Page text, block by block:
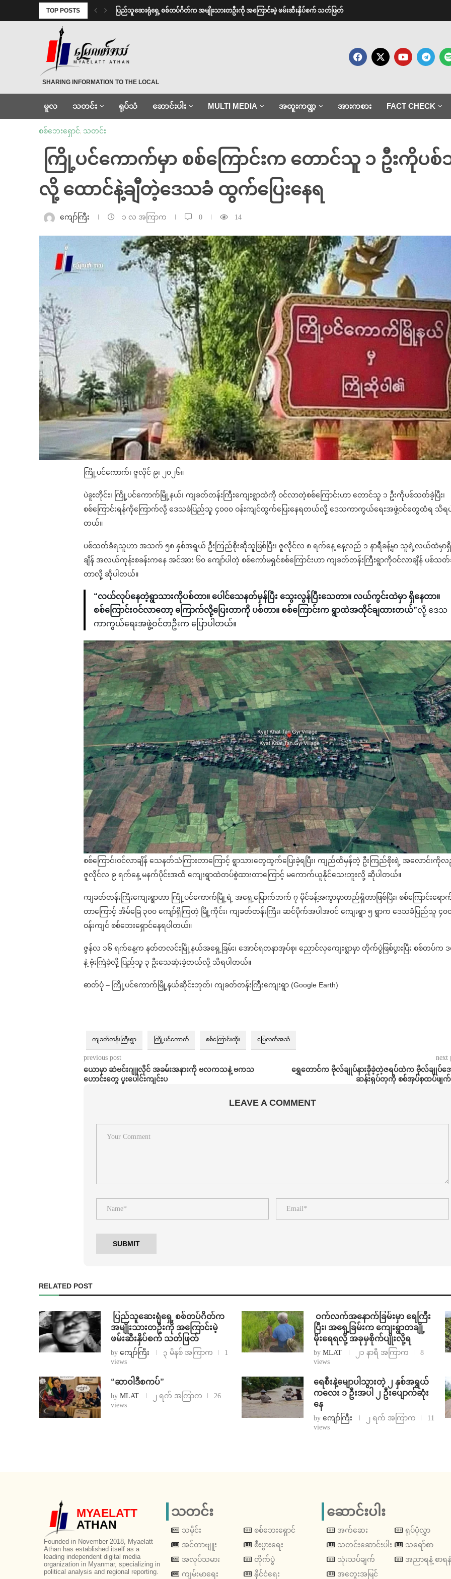
TOP POSTS ⁩ ⁨ပြည်သူဆေးရုံရှေ့ စစ်တပ်ဂိတ်က အမျိုးသားတဦးကို အကြောင်းမဲ့ ဖမ်းဆီးနှိပ်စက် သတ်ဖြတ်
MYAELATT ATHAN
SHARING INFORMATION TO THE LOCAL
မူလ သတင်း ရုပ်သံ ဆောင်းပါး MULTI MEDIA အထူးကဏ္ဍ အားကစား FACT CHECK
စစ်ဘေးရှောင်, သတင်း
ကြို့ပင်ကောက်မှာ စစ်ကြောင်းက တောင်သူ ၁ ဦးကိုပစ်
လို့ ထောင်နဲ့ချီတဲ့ဒေသခံ ထွက်ပြေးနေရ
ကျော်ကြီး ၁ လ အကြာက 0 14
ကြို့ပင်ကောက်၊ ဇူလိုင် ၉၊ ၂၀၂၆။
ပဲခူးတိုင်း၊ ကြို့ပင်ကောက်မြို့နယ်၊ ကျခတ်တန်းကြီးကျေးရွာထဲကို ဝင်လာတဲ့စစ်ကြောင်းဟာ တောင်သူ ၁ ဦးကိုပစ်သတ်ခဲ့ပြီး၊
စစ်ကြောင်းရန်ကိုကြောက်လို့ ဒေသခံပြည်သူ ၄၀၀၀ ဝန်းကျင်ထွက်ပြေးနေရတယ်လို့ ဒေသကာကွယ်ရေးအဖွဲ့ဝင်တွေထံရ သိရပ
တယ်။
ပစ်သတ်ခံရသူဟာ အသက် ၅၈ နှစ်အရွယ် ဦးကြည်စိုးဆိုသူဖြစ်ပြီး၊ ဇူလိုင်လ ၈ ရက်နေ့ နေ့လည် ၁ နာရီခန့်မှာ သူရဲ့လယ်ထဲမှာရှိ
ချိန် အလယ်ကုန်းစခန်းကနေ အင်အား ၆၀ ကျော်ပါတဲ့ စစ်ကော်မရှင်စစ်ကြောင်းဟာ ကျခတ်တန်းကြီးရွာကိုဝင်လာချိန် ပစ်သတ်
တာလို့ ဆိုပါတယ်။
“လယ်လုပ်နေတဲ့ရွာသားကိုပစ်တာ။ ပေါင်သေနတ်မှန်ပြီး သွေးလွန်ပြီးသေတာ။ လယ်ကွင်းထဲမှာ ရှိနေတာ။
စစ်ကြောင်းဝင်လာတော့ ကြောက်လို့ပြေးတာကို ပစ်တာ။ စစ်ကြောင်းက ရွာထဲအထိုင်ချထားတယ်”လို့ ဒေသ
ကာကွယ်ရေးအဖွဲ့ဝင်တဦးက ပြောပါတယ်။
စစ်ကြောင်းဝင်လာချိန် သေနတ်သံကြားတာကြောင့် ရွာသားတွေထွက်ပြေးခဲ့ရပြီး၊ ကျည်ထိမှန်တဲ့ ဦးကြည်စိုးရဲ့ အလောင်းကိုလ
ဇူလိုင်လ ၉ ရက်နေ့ မနက်ပိုင်းအထိ ကျေးရွာထဲတပ်စွဲထားတာကြောင့် မကောက်ယူနိုင်သေးဘူးလို့ ဆိုပါတယ်။
ကျခတ်တန်းကြီးကျေးရွာဟာ ကြို့ပင်ကောက်မြို့ရဲ့ အရှေ့မြောက်ဘက် ၇ မိုင်ခန့်အကွာမှာတည်ရှိတာဖြစ်ပြီး၊ စစ်ကြောင်းရော
တာကြောင့် အိမ်​ခြေ ၃၀၀ ကျော်ရှိကြတဲ့ မြို့ကိုင်း၊ ကျခတ်တန်းကြီး၊ ဆင်ပိုက်အပါအဝင် ကျေးရွာ ၅ ရွာက ဒေသခံပြည်သူ ၄၀
ဝန်းကျင် စစ်ဘေးရှောင်နေရပါတယ်။
ဇွန်လ ၁၆ ရက်နေ့က နတ်တလင်းမြို့နယ်အရှေ့ခြမ်း၊ အောင်ရတနာအုပ်စု၊ ညောင်လှကျေးရွာမှာ တိုက်ပွဲဖြစ်ပွားပြီး စစ်တပ်က ဒ
နဲ့ ဗုံးကြဲခဲ့လို့ ပြည်သူ ၃ ဦးသေဆုံးခဲ့တယ်လို့ သိရပါတယ်။
ဓာတ်ပုံ – ကြို့ပင်ကောက်မြို့နယ်ဆိုင်းဘုတ်၊ ကျခတ်တန်းကြီးကျေးရွာ (Google Earth)
ကျခတ်တန်းကြီးရွာ ကြို့ပင်ကောက် စစ်ကြောင်းထိုး မြေလတ်အသံ
previous post
ယောမှာ ဆဲဗင်းဂျူလိုင် အခမ်းအနားကို ဗလကသနဲ့ ဗကသ
ဟောင်းတွေ ပူးပေါင်းကျင်းပ
next
ရွှေတောင်က ဗိုလ်ချုပ်နားခိုခဲ့တဲ့ဇရပ်ထဲက ဗိုလ်ချုပ်အ
ဆန်းရုပ်တုကို စစ်အုပ်စုထပ်ဖျ
LEAVE A COMMENT
RELATED POST
⁩ ⁨ပြည်သူဆေးရုံရှေ့ စစ်တပ်ဂိတ်က
အမျိုးသားတဦးကို အကြောင်းမဲ့
ဖမ်းဆီးနှိပ်စက် သတ်ဖြတ်
by ကျော်ကြီး ၃ မိနစ် အကြာက
1
views
⁩ ⁨ဝက်လက်အနောက်ခြမ်းမှာ ရေကြီး
ပြီး၊ အရှေ့ခြမ်းက ကျေးရွာတချို့
မိုးရေရလို့ အခုမှစိုက်ပျိုးလို့ရ
by MLAT ၂၁ နာရီ အကြာက
8
views
“ဆာဝါဒီစကပ်”
by MLAT ၂ ရက် အကြာက
26
views
ရေစီးနဲ့မျောပါသွားတဲ့ ၂ နှစ်အရွယ်
ကလေး ၁ ဦးအပါ ၂ ဦးပျောက်ဆုံး
နေ
by ကျော်ကြီး ၂ ရက် အကြာက
11
views
MYAELATT
ATHAN
Founded in November 2018, Myaelatt
Athan has established itself as a
leading independent digital media
organization in Myanmar, specializing in
political analysis and regional reporting.
သတင်း
သမိုင်း
အင်တာဗျူး
အလုပ်သမား
ကျမ်းမာရေး
စစ်ဘေးရှောင်
စီးပွားရေး
တိုက်ပွဲ
နိုင်ငံရေး
ဆောင်းပါး
အက်ဆေး
သတင်းဆောင်းပါး
သုံးသပ်ချက်
အတွေးအမြင်
ရုပ်ပုံလွှာ
သရော်စာ
အညာရနံ့ စာရနံ့